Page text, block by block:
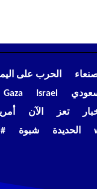
الحرب على
Israel
Gaza
تعز الآن
الحديدة شبوة